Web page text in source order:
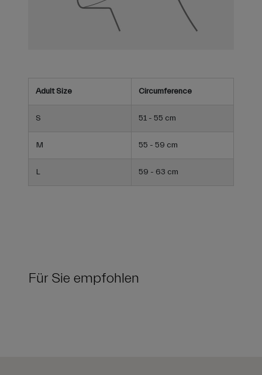
Adult Size Circumference
S 51 - 55 cm
M 55 - 59 cm
L 59 - 63 cm
Für Sie empfohlen